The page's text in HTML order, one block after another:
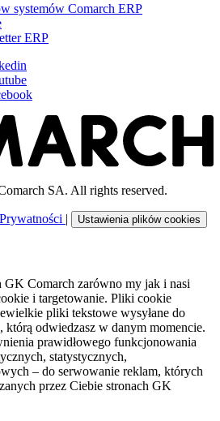
systemów Comarch ERP
ERP
SA. All rights reserved.
| Ustawienia plików cookies
GK Comarch zarówno my jak i nasi
i targetowanie. Pliki cookie
pliki tekstowe wysyłane do
odwiedzasz w danym momencie.
prawidłowego funkcjonowania
statystycznych,
– do serwowanie reklam, których
przez Ciebie stronach GK